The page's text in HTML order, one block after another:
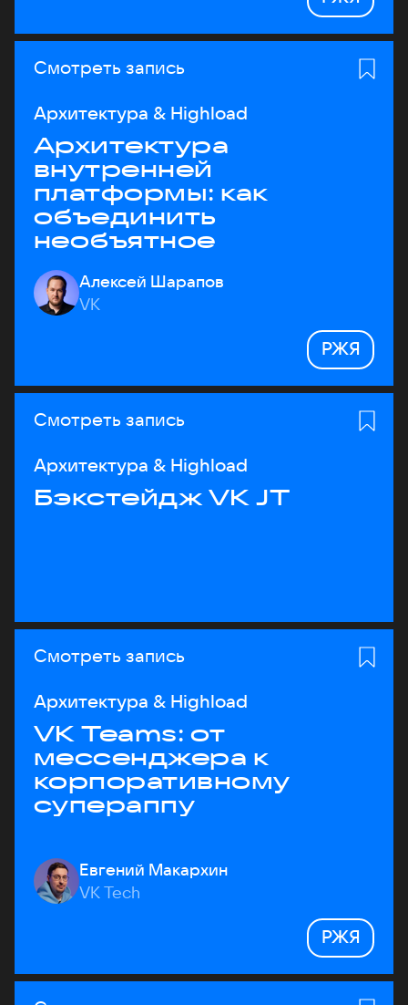
Смотреть запись
Архитектура & Highload
Архитектура
внутренней
платформы: как
объединить
необъятное
Алексей Шарапов
VK
РЖЯ
Смотреть запись
Архитектура & Highload
Бэкстейдж VK JT
Смотреть запись
Архитектура & Highload
VK Teams: от
мессенджера к
корпоративному
супераппу
Евгений Макархин
VK Tech
РЖЯ